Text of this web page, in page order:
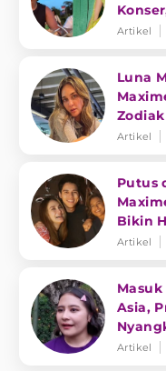
Artikel
Luna
Zodiak
Artikel
Putus
Bikin
Artikel
Asia,
Artikel